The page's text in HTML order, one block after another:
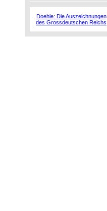
Doehle: Die Auszeichnungen
des Grossdeutschen Reichs